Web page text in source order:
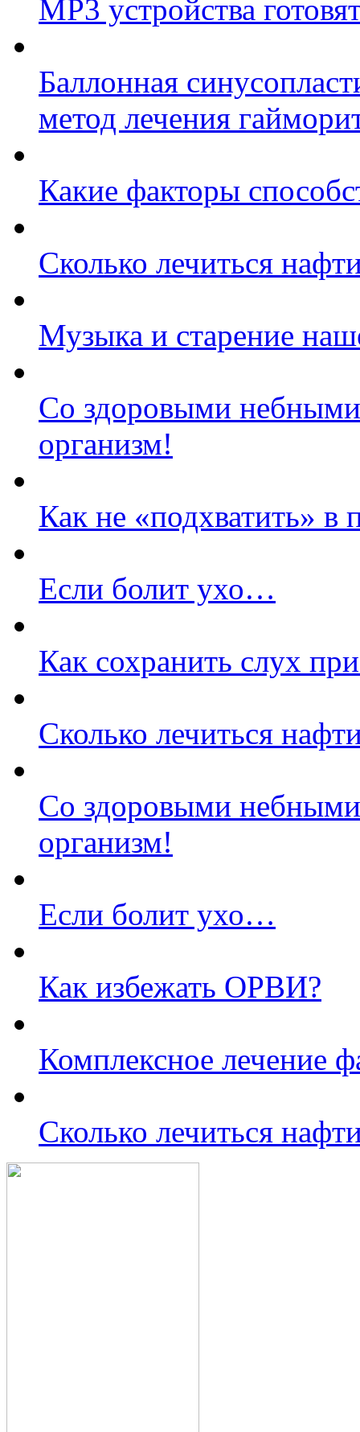
МР3 устройства
Баллонная
метод лечения
Какие факторы
Сколько лечиться
Музыка и старение
Со здоровыми
организм!
Как не «подхватить» в
Если болит ухо…
Как сохранить слух
Сколько лечиться
Со здоровыми
организм!
Если болит ухо…
Как избежать ОРВИ?
Комплексное лечение
Сколько лечиться